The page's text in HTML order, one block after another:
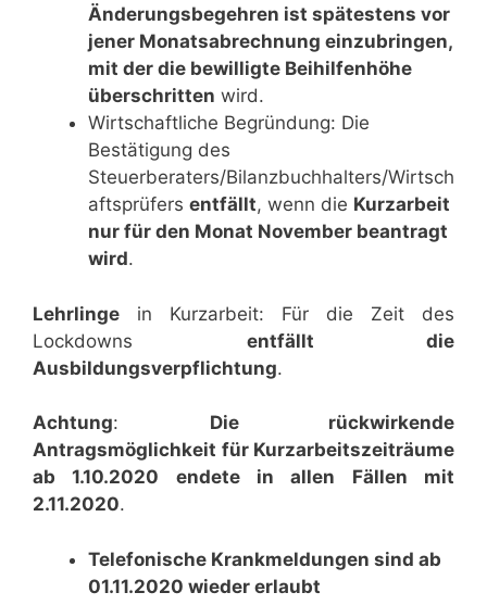
Änderungsbegehren ist spätestens vor
jener Monatsabrechnung einzubringen,
mit der die bewilligte Beihilfenhöhe
überschritten wird.
Wirtschaftliche Begründung: Die
Bestätigung des
Steuerberaters/Bilanzbuchhalters/Wirtsch
aftsprüfers entfällt, wenn die Kurzarbeit
nur für den Monat November beantragt
wird.
Lehrlinge in Kurzarbeit: Für die Zeit des
Lockdowns entfällt die
Ausbildungsverpflichtung.
Achtung: Die rückwirkende
Antragsmöglichkeit für Kurzarbeitszeiträume
ab 1.10.2020 endete in allen Fällen mit
2.11.2020.
Telefonische Krankmeldungen sind ab
01.11.2020 wieder erlaubt